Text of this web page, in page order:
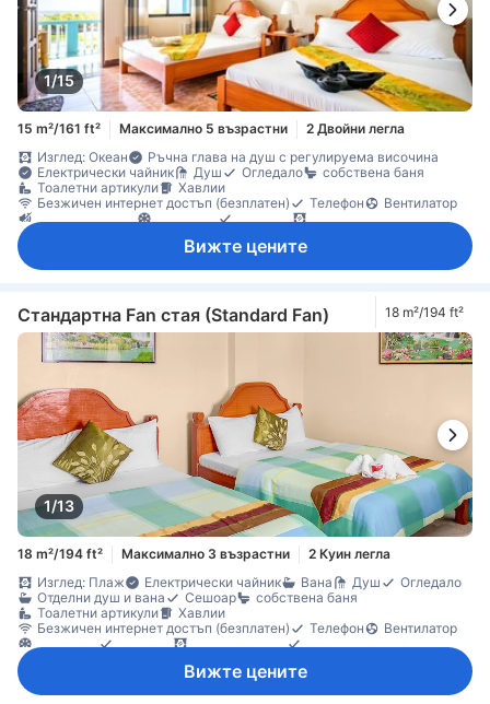
1/15
15 m²/161 ft² Максимално 5 възрастни
2 Двойни легла
Изглед: Океан
Ръчна глава на душ с регулируема височина
Електрически чайник
Душ Огледало
собствена баня
Тоалетни артикули
Хавлии
Безжичен интернет достъп (безплатен)
Телефон
Вентилатор
Прозорец Непушачи
Вижте цените
Стандартна Fan стая (Standard Fan) 18 m²/194 ft²
1/13
18 m²/194 ft² Максимално 3 възрастни
2 Куин легла
Изглед: Плаж
Електрически чайник Вана Душ
Огледало
Отделни душ и вана
Сешоар
собствена баня
Тоалетни артикули
Хавлии
Безжичен интернет достъп (безплатен)
Телефон
Вентилатор
Прозорец
Стойка за дрехи
Вижте цените